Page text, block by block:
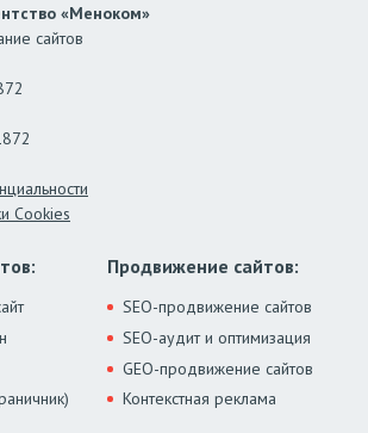
«Меноком»
сайтов
Cookies
Продвижение сайтов:
SEO-продвижение сайтов
SEO-аудит и оптимизация
GEO-продвижение сайтов
Контекстная реклама